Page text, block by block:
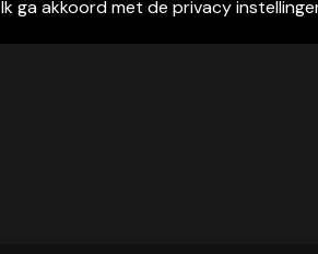
Ik ga akkoord met de privacy